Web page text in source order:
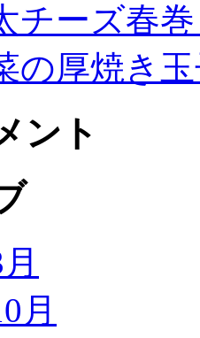
チーズ春
の厚焼き
ント
月